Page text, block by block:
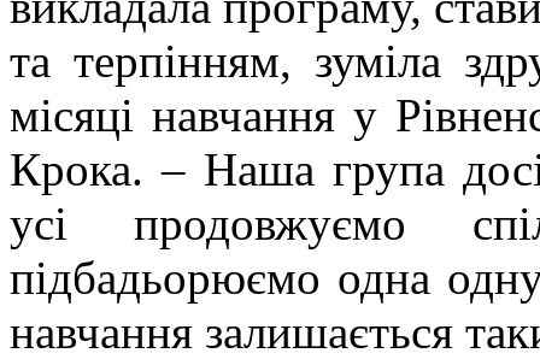
та терпінням, зуміла
місяці навчання у
Крока. – Наша група
усі продовжуємо
підбадьорюємо одна
навчання залишається